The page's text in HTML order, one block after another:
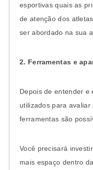
esportivas quais as
de atenção dos
ser abordado na sua
2. Ferramentas e
Depois de entender e
utilizados para
ferramentas são
Você precisará
mais espaço dentro